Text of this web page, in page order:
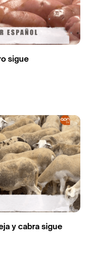
sigue
y cabra sigue